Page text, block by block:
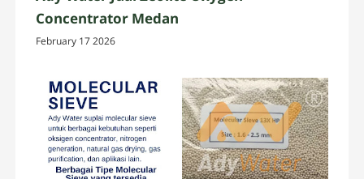
Concentrator Medan
February 17 2026